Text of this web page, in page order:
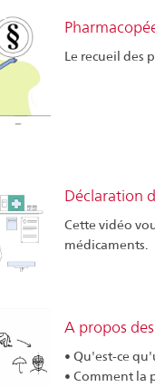
Le recueil des
Déclaration
Cette vidéo
médicaments.
A propos
• Qu'est-ce
• Comment la